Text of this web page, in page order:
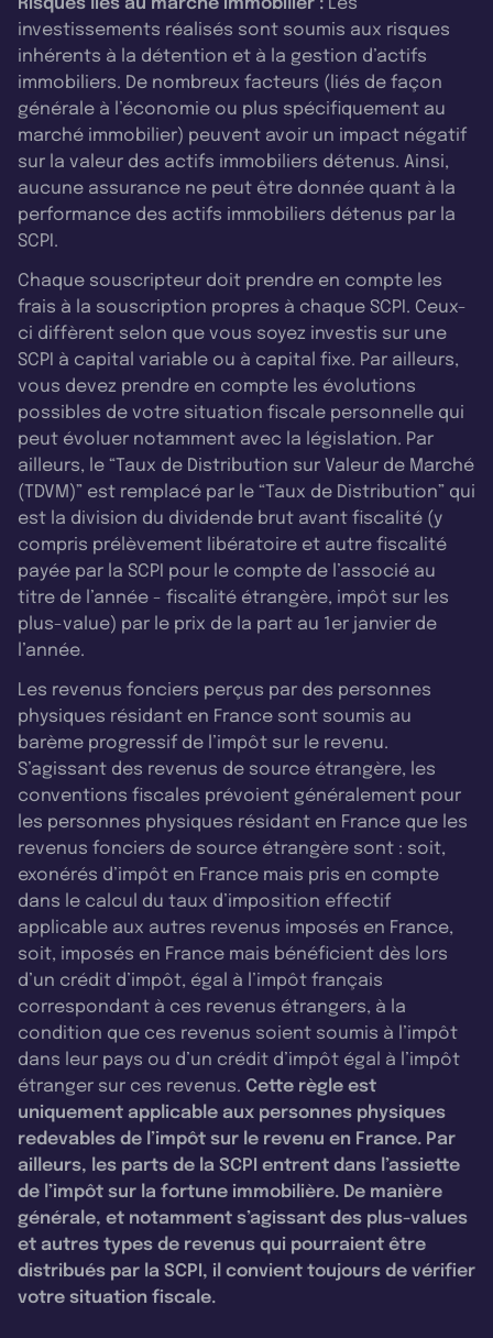
Risques liés au marché immobilier : Les
investissements réalisés sont soumis aux risques
inhérents à la détention et à la gestion d’actifs
immobiliers. De nombreux facteurs (liés de façon
générale à l’économie ou plus spécifiquement au
marché immobilier) peuvent avoir un impact négatif
sur la valeur des actifs immobiliers détenus. Ainsi,
aucune assurance ne peut être donnée quant à la
performance des actifs immobiliers détenus par la
SCPI.
Chaque souscripteur doit prendre en compte les
frais à la souscription propres à chaque SCPI. Ceux-
ci diffèrent selon que vous soyez investis sur une
SCPI à capital variable ou à capital fixe. Par ailleurs,
vous devez prendre en compte les évolutions
possibles de votre situation fiscale personnelle qui
peut évoluer notamment avec la législation. Par
ailleurs, le “Taux de Distribution sur Valeur de Marché
(TDVM)” est remplacé par le “Taux de Distribution” qui
est la division du dividende brut avant fiscalité (y
compris prélèvement libératoire et autre fiscalité
payée par la SCPI pour le compte de l’associé au
titre de l’année - fiscalité étrangère, impôt sur les
plus-value) par le prix de la part au 1er janvier de
l’année.
Les revenus fonciers perçus par des personnes
physiques résidant en France sont soumis au
barème progressif de l’impôt sur le revenu.
S’agissant des revenus de source étrangère, les
conventions fiscales prévoient généralement pour
les personnes physiques résidant en France que les
revenus fonciers de source étrangère sont : soit,
exonérés d’impôt en France mais pris en compte
dans le calcul du taux d’imposition effectif
applicable aux autres revenus imposés en France,
soit, imposés en France mais bénéficient dès lors
d’un crédit d’impôt, égal à l’impôt français
correspondant à ces revenus étrangers, à la
condition que ces revenus soient soumis à l’impôt
dans leur pays ou d’un crédit d’impôt égal à l’impôt
étranger sur ces revenus. Cette règle est
uniquement applicable aux personnes physiques
redevables de l’impôt sur le revenu en France. Par
ailleurs, les parts de la SCPI entrent dans l’assiette
de l’impôt sur la fortune immobilière. De manière
générale, et notamment s’agissant des plus-values
et autres types de revenus qui pourraient être
distribués par la SCPI, il convient toujours de vérifier
votre situation fiscale.